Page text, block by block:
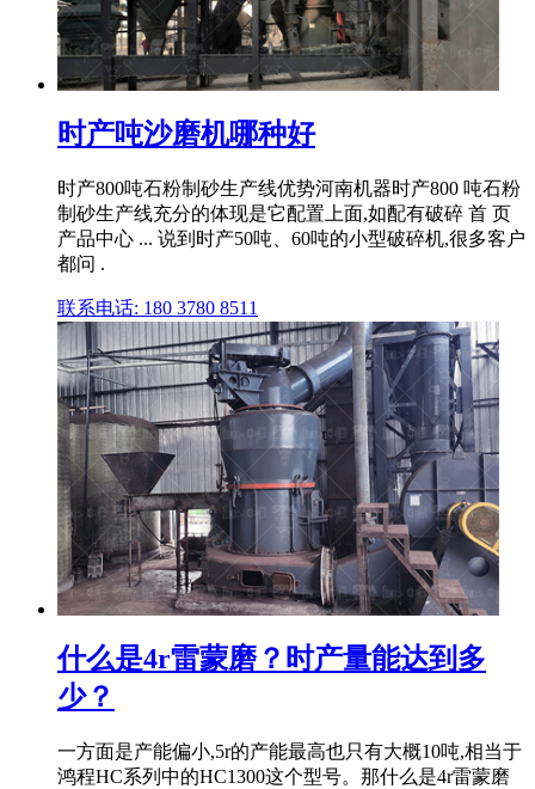
时产吨沙磨机哪种好
时产800吨石粉制砂生产线优势河南机器时产800 吨石粉
制砂生产线充分的体现是它配置上面,如配有破碎 首 页
产品中心 ... 说到时产50吨、60吨的小型破碎机,很多客户
都问 .
联系电话: 180 3780 8511
什么是4r雷蒙磨？时产量能达到多
少？
一方面是产能偏小,5r的产能最高也只有大概10吨,相当于
鸿程HC系列中的HC1300这个型号。那什么是4r雷蒙磨